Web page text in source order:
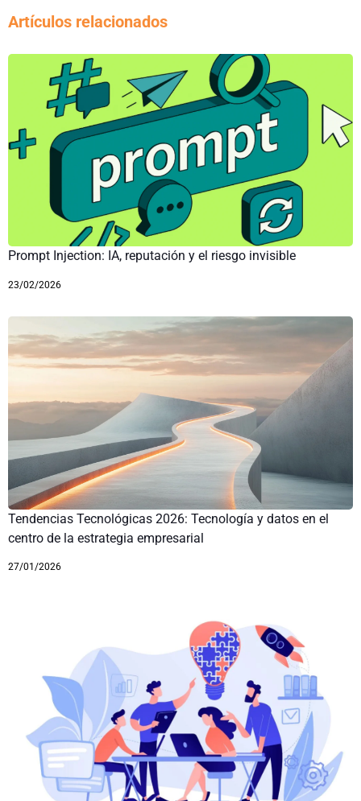
Artículos relacionados
Prompt Injection: IA, reputación y el riesgo invisible
23/02/2026
Tendencias Tecnológicas 2026: Tecnología y datos en el
centro de la estrategia empresarial
27/01/2026